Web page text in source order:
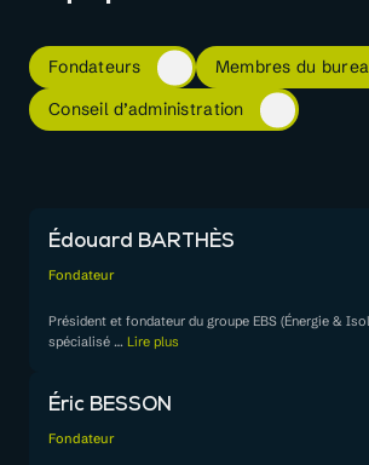
Fondateurs Membres du
Conseil d’administration
Édouard BARTHÈS
Fondateur
Président et fondateur du groupe EBS (Énergie &
spécialisé … Lire plus
Éric BESSON
Fondateur